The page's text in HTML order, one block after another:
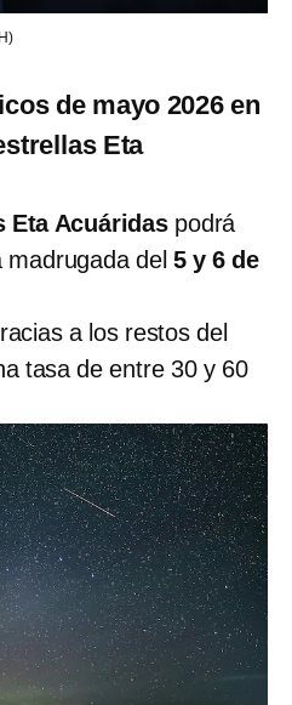
de mayo 2026 en
Eta
Eta Acuáridaspodrá
madrugada del 5 y 6 de
a los restos del
tasa de entre 30 y 60